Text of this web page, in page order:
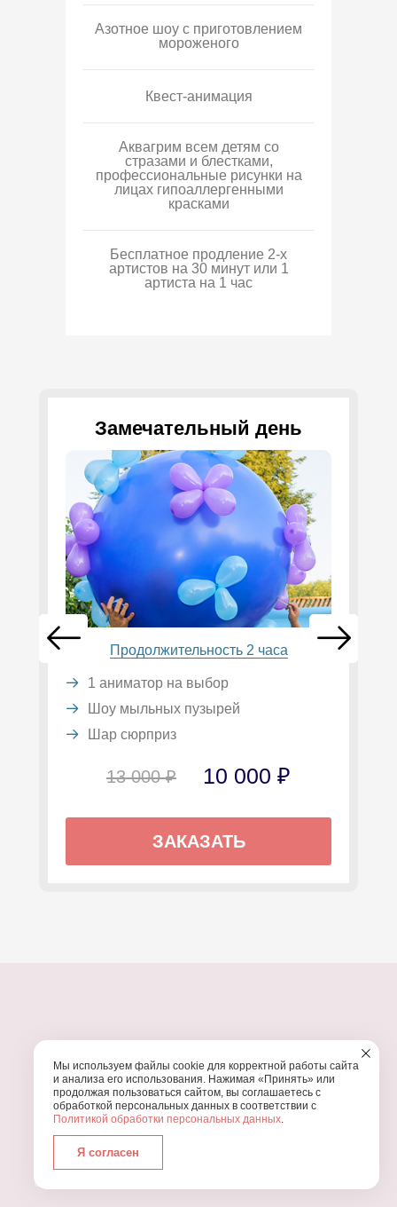
Азотное шоу с приготовлением
мороженого
Квест-анимация
Аквагрим всем детям со
стразами и блестками,
профессиональные рисунки на
лицах гипоаллергенными
красками
Бесплатное продление 2-х
артистов на 30 минут или 1
артиста на 1 час
Замечательный день
Продолжительность 2 часа
1 аниматор на выбор
Шоу мыльных пузырей
Шар сюрприз
13 000 ₽ 10 000 ₽
ЗАКАЗАТЬ
УЗНАЙТЕ, ПОЧЕМУ ПРОВЕДЕНИЕВАШЕГО
ПРАЗДНИКА СТОИТ ДОВЕРИТЬ НАМ
Работаем с 2016 года
Мы используем файлы cookie для корректной работы сайта
и анализа его использования. Нажимая «Принять» или
продолжая пользоваться сайтом, вы соглашаетесь с
обработкой персональных данных в соответствии с
Политикой обработки персональных данных.
Я согласен